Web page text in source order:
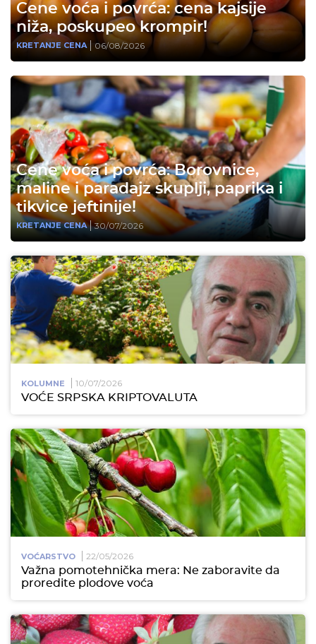
Cene voća i povrća: cena kajsije
niža, poskupeo krompir!
KRETANJE CENA 06/08/2026
Cene voća i povrća: Borovnice,
maline i paradajz skuplji, paprika i
tikvice jeftinije!
KRETANJE CENA 30/07/2026
KOLUMNE 10/07/2026
VOĆE SRPSKA KRIPTOVALUTA
VOĆARSTVO 22/05/2026
Važna pomotehnička mera: Ne zaboravite da
proredite plodove voća